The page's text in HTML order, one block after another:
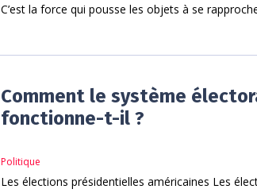
C’est la force qui pousse les objets à se
Comment le système
fonctionne-t-il ?
Politique
Les élections présidentielles américaines Les